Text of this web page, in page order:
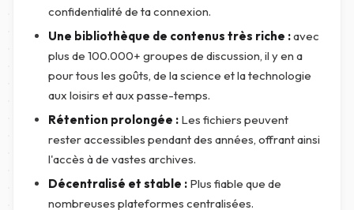
confidentialité de ta connexion.
Une bibliothèque de contenus très riche :avec
plus de 100.000+ groupes de discussion, il y en a
pour tous les goûts, de la science et la technologie
aux loisirs et aux passe-temps.
Rétention prolongée : Les fichiers peuvent
rester accessibles pendant des années, offrant ainsi
l'accès à de vastes archives.
Décentralisé et stable : Plus fiable que de
nombreuses plateformes centralisées.